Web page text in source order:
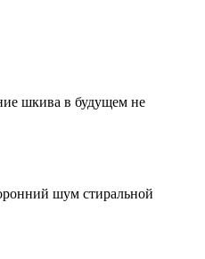
шкива в будущем не
шум стиральной